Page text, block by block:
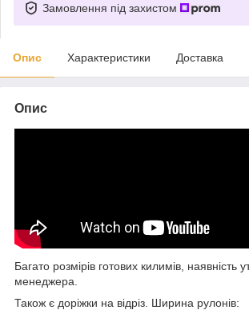
Замовлення під захистом
Опис Характеристики Доставка
Опис
Багато розмірів готових килимів, наявність
менеджера.
Також є доріжки на відріз. Ширина рулонів: